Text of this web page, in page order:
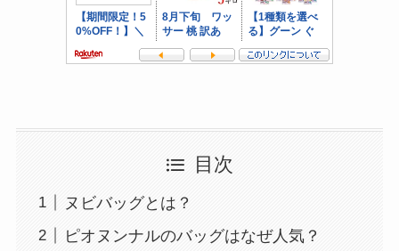
目次
ヌビバッグとは？
ピオヌンナルのバッグはなぜ人気？